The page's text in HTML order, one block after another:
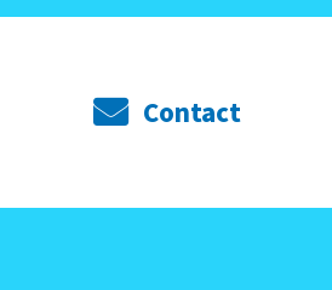
Contact